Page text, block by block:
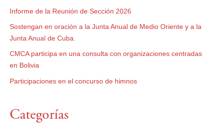
Informe de la Reunión de Sección 2026
Sostengan en oración a la Junta Anual de Medio Oriente y a la
Junta Anual de Cuba.
CMCA participa en una consulta con organizaciones centradas
en Bolivia
Participaciones en el concurso de himnos
Categorías